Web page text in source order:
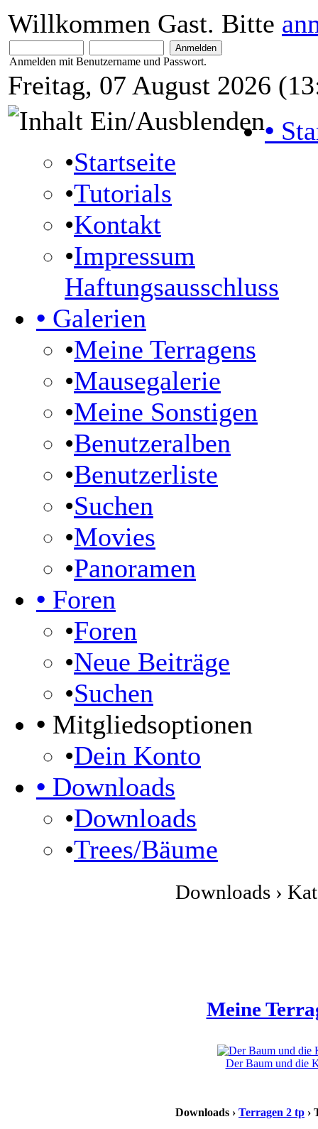
Willkommen Gast. Bitte
Anmelden mit Benutzername und Passwort.
Freitag, 07 August 2026
•
•Startseite
•Tutorials
•Kontakt
•Impressum
Haftungsausschluss
• Galerien
•Meine Terragens
•Mausegalerie
•Meine Sonstigen
•Benutzeralben
•Benutzerliste
•Suchen
•Movies
•Panoramen
• Foren
•Foren
•Neue Beiträge
•Suchen
• Mitgliedsoptionen
•Dein Konto
• Downloads
•Downloads
•Trees/Bäume
Downloads ›
Meine
Der Baum und die
Downloads › Terragen 2 tp ›